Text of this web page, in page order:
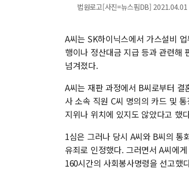
법원로고[사진=뉴스핌DB]
A씨는 SK하이닉스에서 가스설비
행이나 정산대금 지급 등과 관련해
넘겨졌다.
A씨는 재판 과정에서 B씨로부터
사 소속 직원 C씨 명의의 카드 및
지위나 위치에 있지도 않았다고 했
1심은 그러나 당시 A씨와 B씨의 통
유죄로 인정했다. 그러면서 A씨에
160시간의 사회봉사명령을 선고했